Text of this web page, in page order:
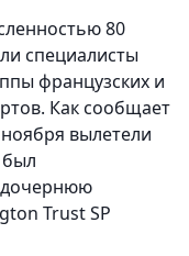
80
специалисты
французских и
Как сообщает
вылетели
дочернюю
Trust SP